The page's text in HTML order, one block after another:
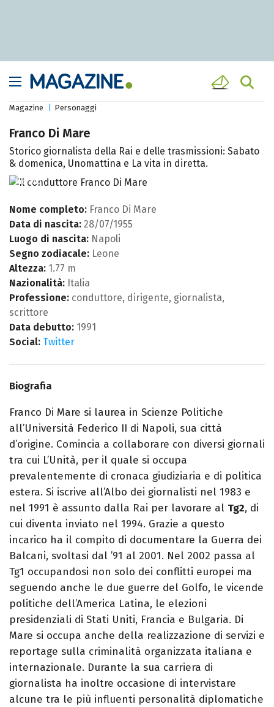
Magazine Personaggi
Franco Di Mare
Storico giornalista della Rai e delle trasmissioni: Sabato
& domenica, Unomattina e La vita in diretta.
Archivio
Nome completo: Franco Di Mare
Data di nascita: 28/07/1955
Luogo di nascita: Napoli
Segno zodiacale: Leone
Altezza: 1.77 m
Nazionalità: Italia
Professione: conduttore, dirigente, giornalista,
scrittore
Data debutto: 1991
Social: Twitter
Biografia
Franco Di Mare si laurea in Scienze Politiche
all’Università Federico II di Napoli, sua città
d’origine. Comincia a collaborare con diversi giornali
tra cui L’Unità, per il quale si occupa
prevalentemente di cronaca giudiziaria e di politica
estera. Si iscrive all’Albo dei giornalisti nel 1983 e
nel 1991 è assunto dalla Rai per lavorare al Tg2, di
cui diventa inviato nel 1994. Grazie a questo
incarico ha il compito di documentare la Guerra dei
Balcani, svoltasi dal ’91 al 2001. Nel 2002 passa al
Tg1 occupandosi non solo dei conflitti europei ma
seguendo anche le due guerre del Golfo, le vicende
politiche dell’America Latina, le elezioni
presidenziali di Stati Uniti, Francia e Bulgaria. Di
Mare si occupa anche della realizzazione di servizi e
reportage sulla criminalità organizzata italiana e
internazionale. Durante la sua carriera di
giornalista ha inoltre occasione di intervistare
alcune tra le più influenti personalità diplomatiche